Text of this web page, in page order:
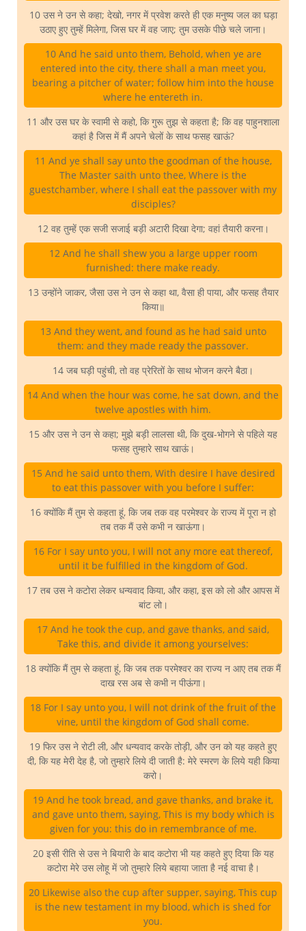
10 उस ने उन से कहा; देखो, नगर में प्रवेश करते ही एक मनुष्य जल का घड़ा
उठाए हुए तुम्हें मिलेगा, जिस घर में वह जाए; तुम उसके पीछे चले जाना।
10 And he said unto them, Behold, when ye are
entered into the city, there shall a man meet you,
bearing a pitcher of water; follow him into the house
where he entereth in.
11 और उस घर के स्वामी से कहो, कि गुरू तुझ से कहता है; कि वह पाहुनशाला
कहां है जिस में मैं अपने चेलों के साथ फसह खाऊं?
11 And ye shall say unto the goodman of the house,
The Master saith unto thee, Where is the
guestchamber, where I shall eat the passover with my
disciples?
12 वह तुम्हें एक सजी सजाई बड़ी अटारी दिखा देगा; वहां तैयारी करना।
12 And he shall shew you a large upper room
furnished: there make ready.
13 उन्होंने जाकर, जैसा उस ने उन से कहा था, वैसा ही पाया, और फसह तैयार
किया॥
13 And they went, and found as he had said unto
them: and they made ready the passover.
14 जब घड़ी पहुंची, तो वह प्रेरितों के साथ भोजन करने बैठा।
14 And when the hour was come, he sat down, and the
twelve apostles with him.
15 और उस ने उन से कहा; मुझे बड़ी लालसा थी, कि दुख-भोगने से पहिले यह
फसह तुम्हारे साथ खाऊं।
15 And he said unto them, With desire I have desired
to eat this passover with you before I suffer:
16 क्योंकि मैं तुम से कहता हूं, कि जब तक वह परमेश्वर के राज्य में पूरा न हो
तब तक मैं उसे कभी न खाऊंगा।
16 For I say unto you, I will not any more eat thereof,
until it be fulfilled in the kingdom of God.
17 तब उस ने कटोरा लेकर धन्यवाद किया, और कहा, इस को लो और आपस में
बांट लो।
17 And he took the cup, and gave thanks, and said,
Take this, and divide it among yourselves:
18 क्योंकि मैं तुम से कहता हूं, कि जब तक परमेश्वर का राज्य न आए तब तक मैं
दाख रस अब से कभी न पीऊंगा।
18 For I say unto you, I will not drink of the fruit of the
vine, until the kingdom of God shall come.
19 फिर उस ने रोटी ली, और धन्यवाद करके तोड़ी, और उन को यह कहते हुए
दी, कि यह मेरी देह है, जो तुम्हारे लिये दी जाती है: मेरे स्मरण के लिये यही किया
करो।
19 And he took bread, and gave thanks, and brake it,
and gave unto them, saying, This is my body which is
given for you: this do in remembrance of me.
20 इसी रीति से उस ने बियारी के बाद कटोरा भी यह कहते हुए दिया कि यह
कटोरा मेरे उस लोहू में जो तुम्हारे लिये बहाया जाता है नई वाचा है।
20 Likewise also the cup after supper, saying, This cup
is the new testament in my blood, which is shed for
you.